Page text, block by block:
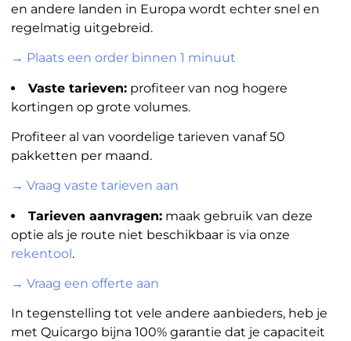
en andere landen in Europa wordt echter snel en
regelmatig uitgebreid.
→ Plaats een order binnen 1 minuut
Vaste tarieven:profiteer van nog hogere
kortingen op grote volumes.
Profiteer al van voordelige tarieven vanaf 50
pakketten per maand.
→ Vraag vaste tarieven aan
Tarieven aanvragen:maak gebruik van deze
optie als je route niet beschikbaar is via onze
rekentool.
→ Vraag een offerte aan
In tegenstelling tot vele andere aanbieders, heb je
met Quicargo bijna 100% garantie dat je capaciteit